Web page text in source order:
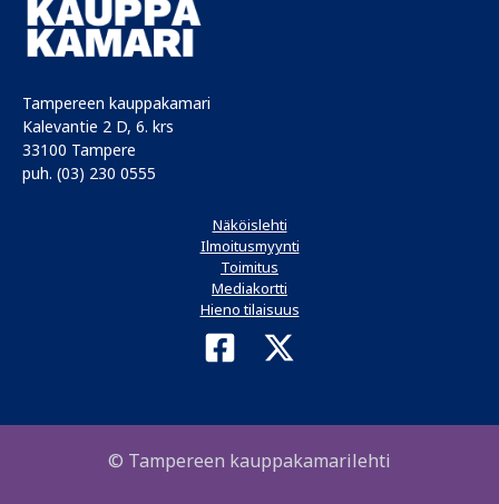
Tampereen kauppakamari
Kalevantie 2 D, 6. krs
33100 Tampere
puh. (03) 230 0555
Näköislehti
Ilmoitusmyynti
Toimitus
Mediakortti
Hieno tilaisuus
© Tampereen kauppakamarilehti